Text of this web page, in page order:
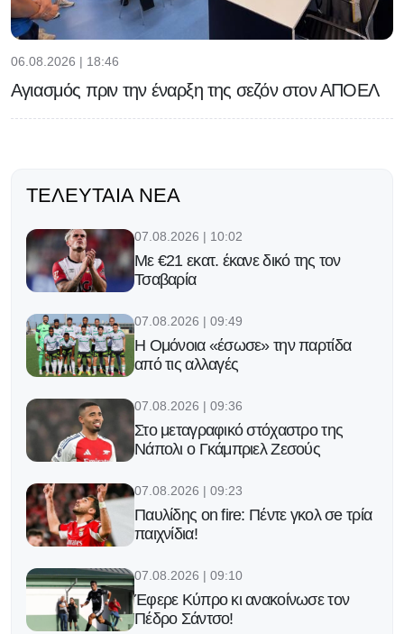
06.08.2026 | 18:46
Αγιασμός πριν την έναρξη της σεζόν στον ΑΠΟΕΛ
ΤΕΛΕΥΤΑΊΑ ΝΈΑ
07.08.2026 | 10:02
Με €21 εκατ. έκανε δικό της τον
Τσαβαρία
07.08.2026 | 09:49
Η Ομόνοια «έσωσε» την παρτίδα
από τις αλλαγές
07.08.2026 | 09:36
Στο μεταγραφικό στόχαστρο της
Νάπολι ο Γκάμπριελ Ζεσούς
07.08.2026 | 09:23
Παυλίδης on fire: Πέντε γκολ σe τρία
παιχνίδια!
07.08.2026 | 09:10
Έφερε Κύπρο κι ανακοίνωσε τον
Πέδρο Σάντσο!